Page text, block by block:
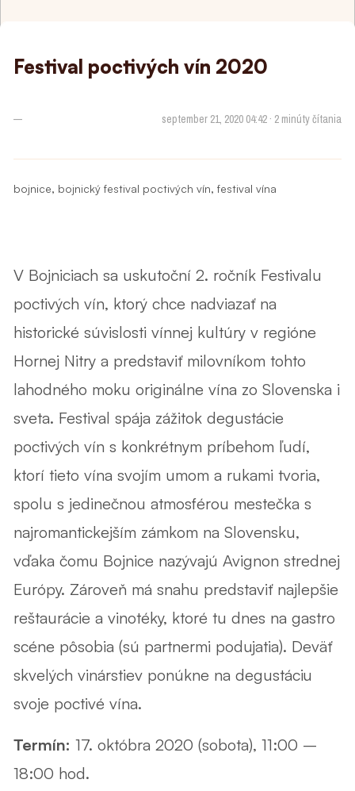
Festival poctivých vín 2020
— september 21, 2020 04:42 · 2 minúty čítania
bojnice, bojnický festival poctivých vín, festival vína
V Bojniciach sa uskutoční 2. ročník Festivalu
poctivých vín, ktorý chce nadviazať na
historické súvislosti vínnej kultúry v regióne
Hornej Nitry a predstaviť milovníkom tohto
lahodného moku originálne vína zo Slovenska i
sveta. Festival spája zážitok degustácie
poctivých vín s konkrétnym príbehom ľudí,
ktorí tieto vína svojím umom a rukami tvoria,
spolu s jedinečnou atmosférou mestečka s
najromantickejším zámkom na Slovensku,
vďaka čomu Bojnice nazývajú Avignon strednej
Európy. Zároveň má snahu predstaviť najlepšie
reštaurácie a vinotéky, ktoré tu dnes na gastro
scéne pôsobia (sú partnermi podujatia). Deväť
skvelých vinárstiev ponúkne na degustáciu
svoje poctivé vína.
Termín: 17. októbra 2020 (sobota), 11:00 –
18:00 hod.